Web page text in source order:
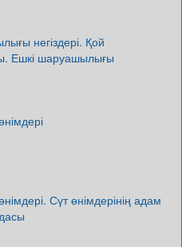
негіздері. Қой
Ешкі шаруашылығы
Сүт өнімдерінің адам